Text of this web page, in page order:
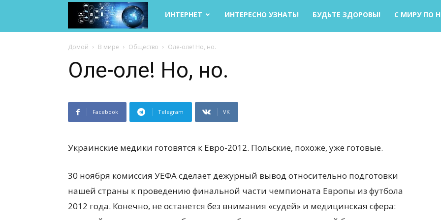
Life
Internet
ИНТЕРНЕТ ИНТЕРЕСНО УЗНАТЬ! БУДЬТЕ ЗДОРОВЫ! С МИРУ ПО
Домой В мире Общество Оле-оле! Но, но.
Оле-оле! Но, но.
Facebook Telegram VK
Украинские медики готовятся к Евро-2012. Польские, похоже, уже готовые.
30 ноября комиссия УЕФА сделает дежурный вывод относительно подготовки
нашей страны к проведению финальной части чемпионата Европы из футбола
2012 года. Конечно, не останется без внимания «судей» и медицинская сфера: